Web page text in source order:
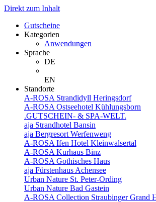
Direkt zum Inhalt
Gutscheine
Kategorien
Anwendungen
Sprache
DE
EN
Standorte
A-ROSA Strandidyll Heringsdorf
A-ROSA Ostseehotel Kühlungsborn
.GUTSCHEIN- & SPA-WELT.
aja Strandhotel Bansin
aja Bergresort Werfenweng
A-ROSA Ifen Hotel Kleinwalsertal
A-ROSA Kurhaus Binz
A-ROSA Gothisches Haus
aja Fürstenhaus Achensee
Urban Nature St. Peter-Ording
Urban Nature Bad Gastein
A-ROSA Collection Straubinger Grand